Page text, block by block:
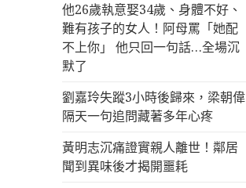
他26歲執意娶34歲、身體不好、
難有孩子的女人！阿母罵「她配
不上你」 他只回一句話…全場沉
默了
劉嘉玲失蹤3小時後歸來，梁朝偉
隔天一句追問藏著多年心疼
黃明志沉痛證實親人離世！鄰居
聞到異味後才揭開噩耗